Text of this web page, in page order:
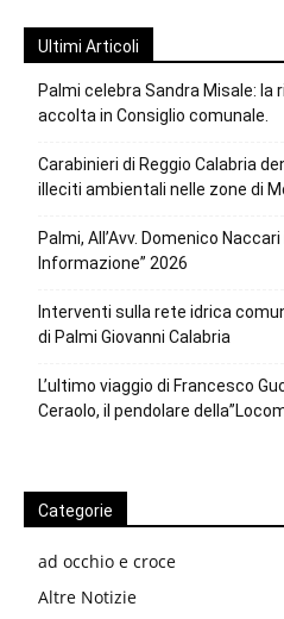
Ultimi Articoli
Palmi celebra Sandra Misale:
accolta in Consiglio comunale.
Carabinieri di Reggio Calabria
illeciti ambientali nelle zone di
Palmi, All’Avv. Domenico
Informazione” 2026
Interventi sulla rete idrica
di Palmi Giovanni Calabria
L’ultimo viaggio di Francesco
Ceraolo, il pendolare
Categorie
ad occhio e croce
Altre Notizie